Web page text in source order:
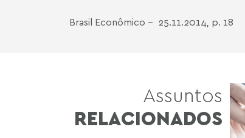
Brasil Econômico - 25.11.2014, p. 18
Assuntos
RELACIONADOS